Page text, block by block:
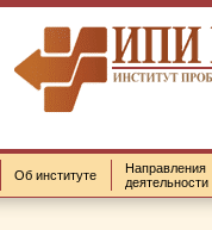
Об институте
Направления
деятельности